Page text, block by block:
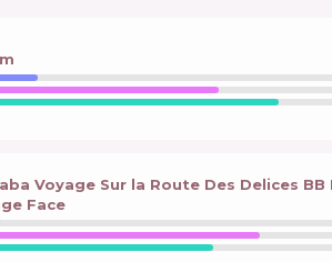
Voyage Sur la Route Des Delices BB
Face